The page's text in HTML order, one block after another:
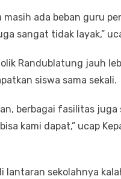
masih ada beban guru
sangat tidak layak,”
Randublatung jauh
siswa sama sekali.
berbagai fasilitas
kami dapat,” ucap
lantaran sekolahnya